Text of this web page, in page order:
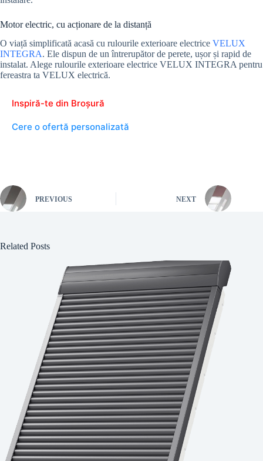
Motor electric, cu acționare de la distanță
O viață simplificată acasă cu rulourile exterioare electrice VELUX
INTEGRA. Ele dispun de un întrerupător de perete, ușor și rapid de
instalat. Alege rulourile exterioare electrice VELUX INTEGRA pentru
fereastra ta VELUX electrică.
Inspiră-te din Broșură
Cere o ofertă personalizată
PREVIOUS NEXT
Related Posts